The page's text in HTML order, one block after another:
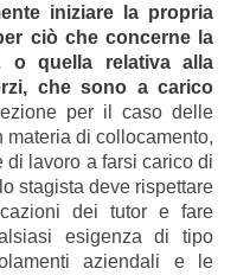
iniziare la propria
ciò che concerne la
o quella relativa alla
che sono a carico
per il caso delle
di collocamento,
di lavoro a farsi carico di
stagista deve rispettare
dei tutor e fare
esigenza di tipo
aziendali e le